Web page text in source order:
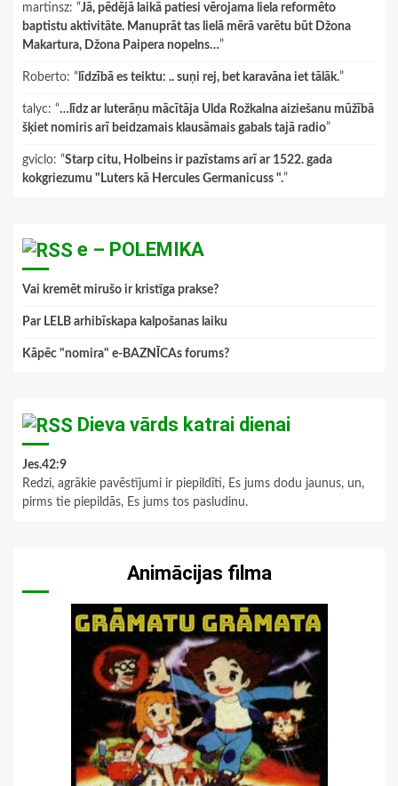
martinsz: “Jā, pēdējā laikā patiesi vērojama liela reformēto
baptistu aktivitāte. Manuprāt tas lielā mērā varētu būt Džona
Makartura, Džona Paipera nopelns…”
Roberto: “ līdzībā es teiktu: .. suņi rej, bet karavāna iet tālāk.”
talyc: “…līdz ar luterāņu mācītāja Ulda Rožkalna aiziešanu mūžībā
šķiet nomiris arī beidzamais klausāmais gabals tajā radio”
gviclo: “Starp citu, Holbeins ir pazīstams arī ar 1522. gada
kokgriezumu "Luters kā Hercules Germanicuss ".”
e – POLEMIKA
Vai kremēt mirušo ir kristīga prakse?
Par LELB arhibīskapa kalpošanas laiku
Kāpēc "nomira" e-BAZNĪCAs forums?
Dieva vārds katrai dienai
Jes.42:9
Redzi, agrākie pavēstījumi ir piepildīti, Es jums dodu jaunus, un,
pirms tie piepildās, Es jums tos pasludinu.
Animācijas filma